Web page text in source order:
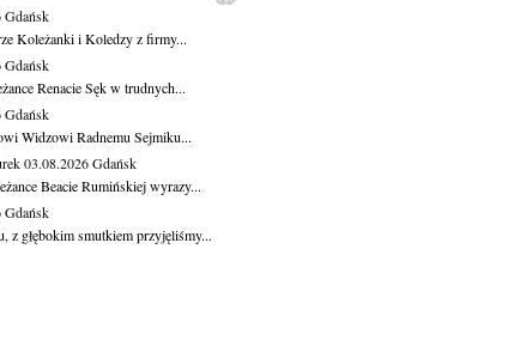
Gdańsk
Koleżanki i Koledzy z firmy...
Gdańsk
Renacie Sęk w trudnych...
Gdańsk
Widzowi Radnemu Sejmiku...
03.08.2026Gdańsk
Beacie Rumińskiej wyrazy...
Gdańsk
z głębokim smutkiem przyjęliśmy...